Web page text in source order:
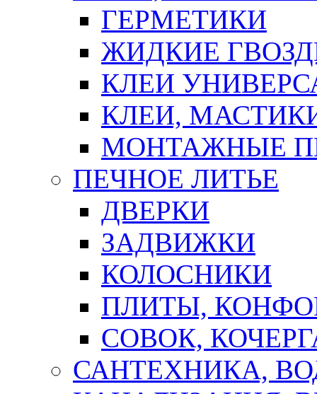
ГЕРМЕТИКИ
ЖИДКИЕ
КЛЕИ
КЛЕИ,
МОНТАЖНЫЕ
ПЕЧНОЕ ЛИТЬЕ
ДВЕРКИ
ЗАДВИЖКИ
КОЛОСНИКИ
ПЛИТЫ,
СОВОК,
САНТЕХНИКА,